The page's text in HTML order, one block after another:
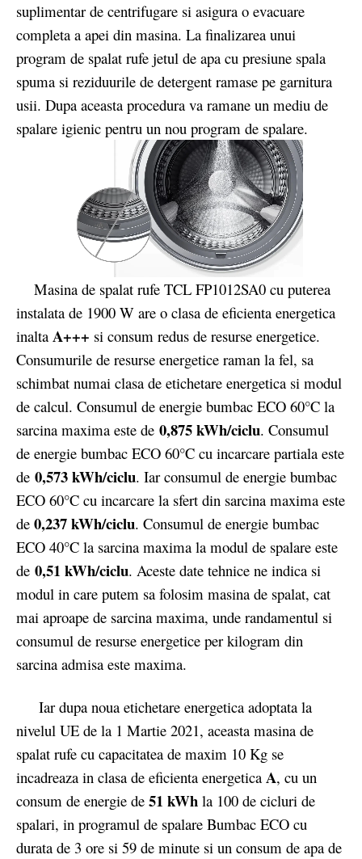
suplimentar de centrifugare si asigura o evacuare
completa a apei din masina. La finalizarea unui
program de spalat rufe jetul de apa cu presiune spala
spuma si reziduurile de detergent ramase pe garnitura
usii. Dupa aceasta procedura va ramane un mediu de
spalare igienic pentru un nou program de spalare.
Masina de spalat rufe TCL FP1012SA0 cu puterea
instalata de 1900 W are o clasa de eficienta energetica
inalta A+++ si consum redus de resurse energetice.
Consumurile de resurse energetice raman la fel, sa
schimbat numai clasa de etichetare energetica si modul
de calcul. Consumul de energie bumbac ECO 60°C la
sarcina maxima este de 0,875 kWh/ciclu. Consumul
de energie bumbac ECO 60°C cu incarcare partiala este
de 0,573 kWh/ciclu. Iar consumul de energie bumbac
ECO 60°C cu incarcare la sfert din sarcina maxima este
de 0,237 kWh/ciclu. Consumul de energie bumbac
ECO 40°C la sarcina maxima la modul de spalare este
de 0,51 kWh/ciclu. Aceste date tehnice ne indica si
modul in care putem sa folosim masina de spalat, cat
mai aproape de sarcina maxima, unde randamentul si
consumul de resurse energetice per kilogram din
sarcina admisa este maxima.
Iar dupa noua etichetare energetica adoptata la
nivelul UE de la 1 Martie 2021, aceasta masina de
spalat rufe cu capacitatea de maxim 10 Kg se
incadreaza in clasa de eficienta energetica A, cu un
consum de energie de 51 kWh la 100 de cicluri de
spalari, in programul de spalare Bumbac ECO cu
durata de 3 ore si 59 de minute si un consum de apa de